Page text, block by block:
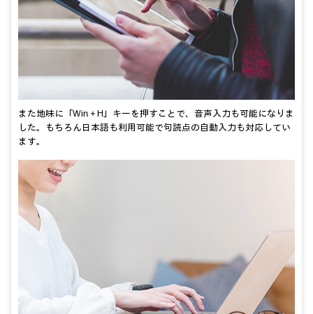
また地味に「Win＋H」キーを押すことで、音声入力も可能になりま
した。もちろん日本語も利用可能で句読点の自動入力も対応してい
ます。